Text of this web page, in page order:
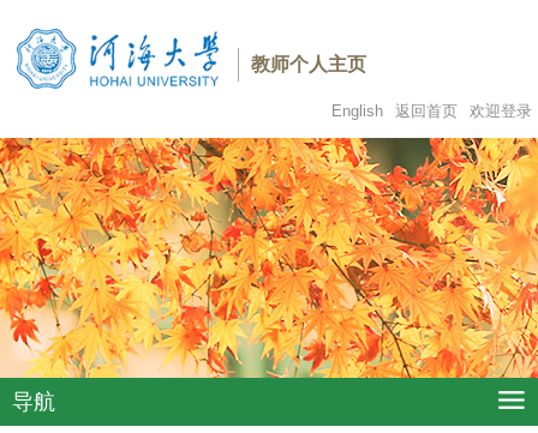
教师个人主页
English 返回首页 欢迎登录
导航